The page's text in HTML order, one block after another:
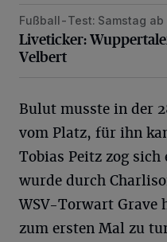
Liveticker: Wuppertaler
Fußball-Test: Samstag ab
Liveticker: Wuppertaler
Velbert
Bulut musste in der
vom Platz, für ihn
Tobias Peitz zog
wurde durch
WSV-Torwart Grave
zum ersten Mal zu